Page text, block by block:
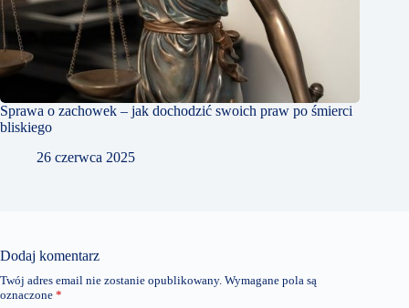
Sprawa o zachowek – jak dochodzić swoich praw po śmierci
bliskiego
26 czerwca 2025
Dodaj komentarz
Twój adres email nie zostanie opublikowany. Wymagane pola są
oznaczone *